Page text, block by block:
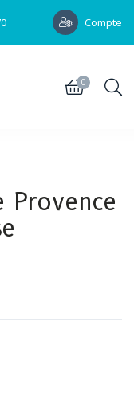
Compte
0
Provence